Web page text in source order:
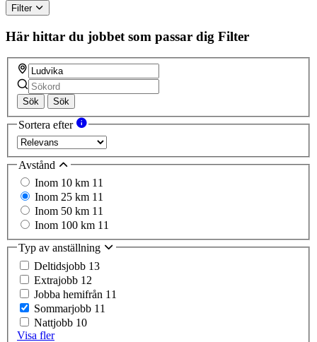
Filter
Här hittar du jobbet som passar dig Filter
Sök Sök
Sortera efter
Avstånd
Inom 10 km 11
Inom 25 km 11
Inom 50 km 11
Inom 100 km 11
Typ av anställning
Deltidsjobb 13
Extrajobb 12
Jobba hemifrån 11
Sommarjobb 11
Nattjobb 10
Visa fler